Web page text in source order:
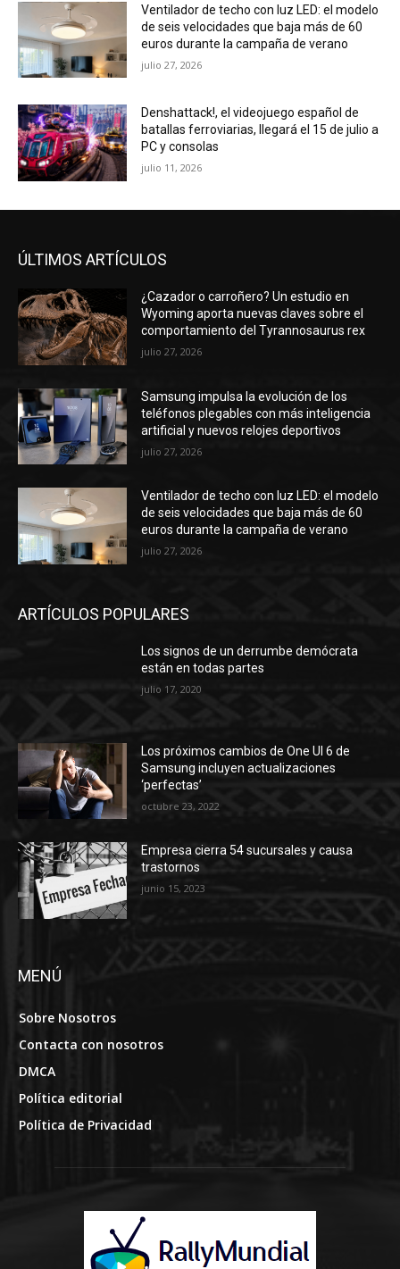
Ventilador de techo con luz LED: el modelo
de seis velocidades que baja más de 60
euros durante la campaña de verano
julio 27, 2026
Denshattack!, el videojuego español de
batallas ferroviarias, llegará el 15 de julio a
PC y consolas
julio 11, 2026
ÚLTIMOS ARTÍCULOS
¿Cazador o carroñero? Un estudio en
Wyoming aporta nuevas claves sobre el
comportamiento del Tyrannosaurus rex
julio 27, 2026
Samsung impulsa la evolución de los
teléfonos plegables con más inteligencia
artificial y nuevos relojes deportivos
julio 27, 2026
Ventilador de techo con luz LED: el modelo
de seis velocidades que baja más de 60
euros durante la campaña de verano
julio 27, 2026
ARTÍCULOS POPULARES
Los signos de un derrumbe demócrata
están en todas partes
julio 17, 2020
Los próximos cambios de One UI 6 de
Samsung incluyen actualizaciones
‘perfectas’
octubre 23, 2022
Empresa cierra 54 sucursales y causa
trastornos
junio 15, 2023
MENÚ
Sobre Nosotros
Contacta con nosotros
DMCA
Política editorial
Política de Privacidad